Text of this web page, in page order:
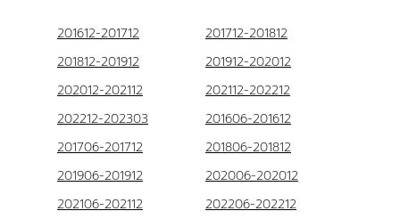
201612-201712
201712-201812
201812-201912
201912-202012
202012-202112
202112-202212
202212-202303
201606-201612
201706-201712
201806-201812
201906-201912
202006-202012
202106-202112
202206-202212